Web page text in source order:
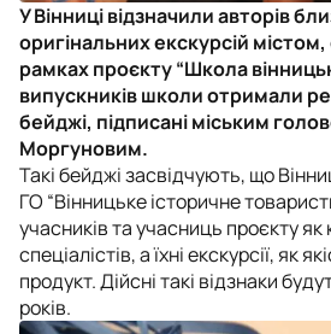
У Вінниці відзначили авторів
оригінальних екскурсій
рамках проєкту “Школа
випускників школи отримали
бейджі, підписані міським
Моргуновим.
Такі бейджі засвідчують, що
ГО “Вінницьке історичне
учасників та учасниць проєкту як
спеціалістів, а їхні екскурсії, як
продукт. Дійсні такі відзнаки
років.